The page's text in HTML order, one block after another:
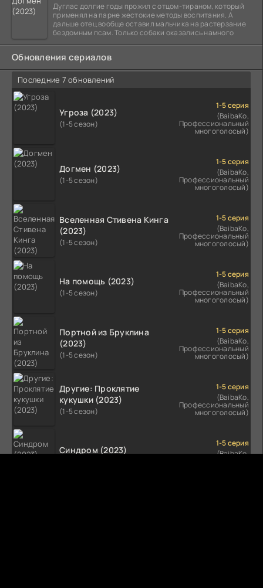
Дуглас долгие годы прожил с отцом-тираном, который
применял на парне жестокие методы воспитания. А
дальше отец вообще оставил мальчика на растерзание
бездомным псам. Только собаки оказались намного
Обновления сериалов
Последние 7 обновлений
Угроза (2023)
(1-5 сезон)
1-5 серия
(BaibaKo,
Профессиональный
многоголосый)
Догмен (2023)
(1-5 сезон)
1-5 серия
(BaibaKo,
Профессиональный
многоголосый)
Вселенная Стивена Кинга
(2023)
(1-5 сезон)
1-5 серия
(BaibaKo,
Профессиональный
многоголосый)
На помощь (2023)
(1-5 сезон)
1-5 серия
(BaibaKo,
Профессиональный
многоголосый)
Портной из Бруклина
(2023)
(1-5 сезон)
1-5 серия
(BaibaKo,
Профессиональный
многоголосый)
Другие: Проклятие
кукушки (2023)
(1-5 сезон)
1-5 серия
(BaibaKo,
Профессиональный
многоголосый)
Синдром (2023)
1-5 серия
(BaibaKo,